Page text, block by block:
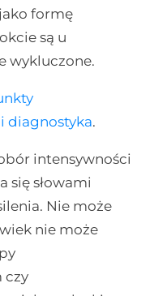
formę
są u
wykluczone.
diagnostyka.
intensywności
się słowami
Nie może
nie może
czy